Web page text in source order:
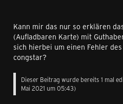
Kann mir das nur so erklären
(Aufladbaren Karte) mit
sich hierbei um einen Fehler
congstar?
Dieser Beitrag wurde bereits 1 mal
Mai 2021 um 05:43)